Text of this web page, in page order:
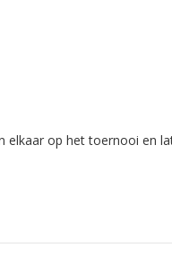
elkaar op het toernooi en